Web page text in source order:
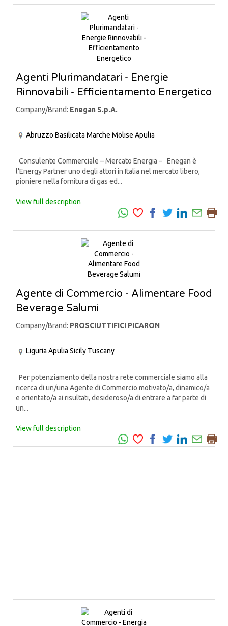
Agenti Plurimandatari - Energie
Rinnovabili - Efficientamento Energetico
Company/Brand: Enegan S.p.A.
Abruzzo Basilicata Marche Molise Apulia
Consulente Commerciale – Mercato Energia – Enegan è
l'Energy Partner uno degli attori in Italia nel mercato libero,
pioniere nella fornitura di gas ed...
View full description
Agente di Commercio - Alimentare Food
Beverage Salumi
Company/Brand: PROSCIUTTIFICI PICARON
Liguria Apulia Sicily Tuscany
Per potenziamento della nostra rete commerciale siamo alla
ricerca di un/una Agente di Commercio motivato/a, dinamico/a
e orientato/a ai risultati, desideroso/a di entrare a far parte di
un...
View full description